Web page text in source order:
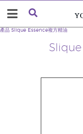
Slique
產品 Slique Essence複方精油